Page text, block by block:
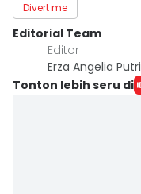
Divert me
Editorial Team
Editor
Erza Angelia Putri
Tonton lebih seru di